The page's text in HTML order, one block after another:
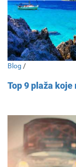
Blog /
Top 9 plaža